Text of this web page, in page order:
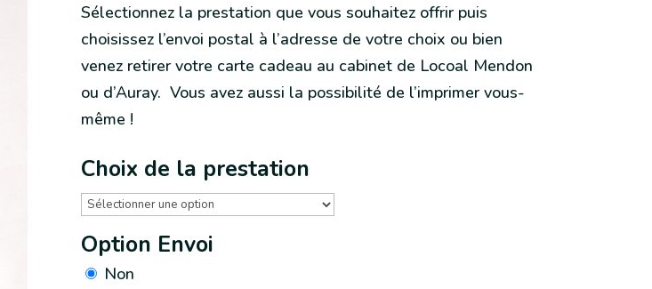
Sélectionnez la prestation que vous souhaitez offrir puis
choisissez l’envoi postal à l’adresse de votre choix ou bien
venez retirer votre carte cadeau au cabinet de Locoal Mendon
ou d’Auray. Vous avez aussi la possibilité de l’imprimer vous-
même !
Choix de la prestation
Option Envoi
Non